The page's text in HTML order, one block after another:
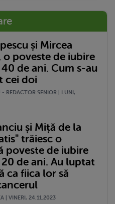
și Mircea
o poveste de iubire
de ani. Cum s-au
cei doi
- REDACTOR SENIOR | LUNI,
și Miță de la
trăiesc o
poveste de iubire
de ani. Au luptat
ca fiica lor să
| VINERI, 24.11.2023